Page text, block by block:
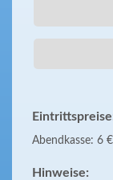
Abendkasse: 6 €
Hinweise: